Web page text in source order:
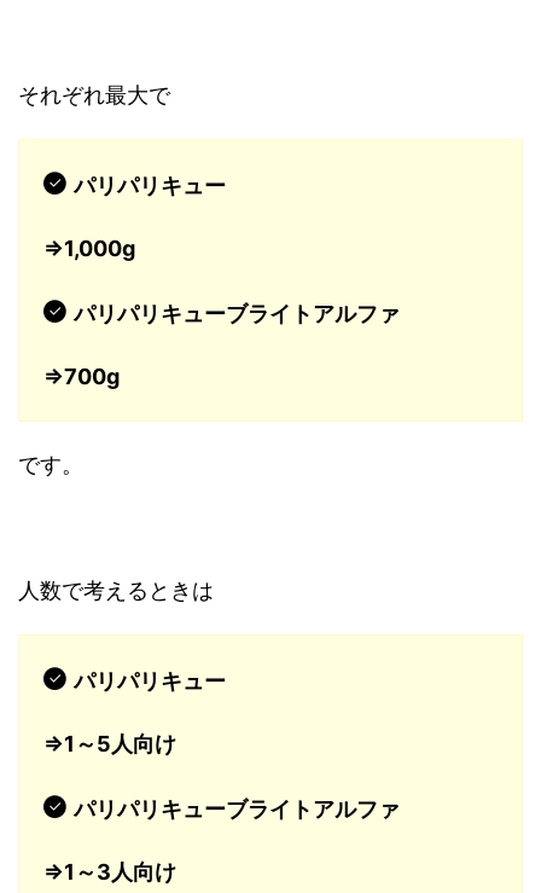
それぞれ最大で
パリパリキュー
⇒1,000g
パリパリキューブライトアルファ
⇒700g
です。
人数で考えるときは
パリパリキュー
⇒1～5人向け
パリパリキューブライトアルファ
⇒1～3人向け